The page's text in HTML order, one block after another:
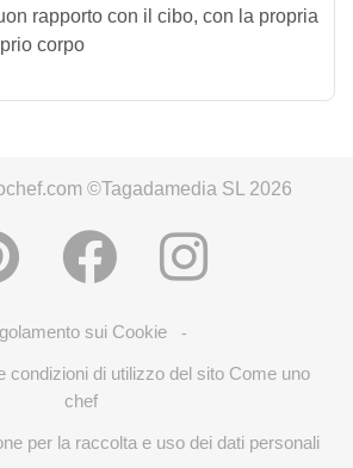
rapporto con il cibo, con la propria
corpo
©Tagadamedia SL 2026
sui Cookie -
condizioni di utilizzo del sito Come uno
chef
per la raccolta e uso dei dati personali